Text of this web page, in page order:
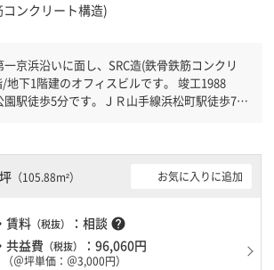
コンクリート構造)
京浜沿いに面し、SRC造(鉄骨鉄筋コンクリ
1階建のオフィスビルです。 竣工1988
駅徒歩5分です。ＪＲ山手線浜松町駅徒歩7分
ています。土日・祝日も利用可能になります
利用できます。
（105.88m²） お気に入りに追加
賃料 （税抜） ：相談 help
共益費 （税抜） ：96,060円
（＠坪単価：＠3,000円）